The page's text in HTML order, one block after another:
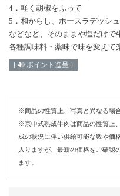
4．軽く胡椒をふって
5．和からし、ホースラデッシ
などなど、そのままや塩だけで
各種調味料・薬味で味を変えて
[ 40 ポイント進呈 ]
※商品の性質上、写真と異なる場
※京中式熟成牛肉は商品の性質上
成の状況に伴い供給可能な数や価
入りますが、最新の価格をご確認
ます。